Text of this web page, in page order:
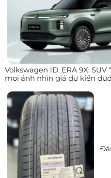
Volkswagen ID. ERA 9X:
mọi ánh nhìn giá dự kiến